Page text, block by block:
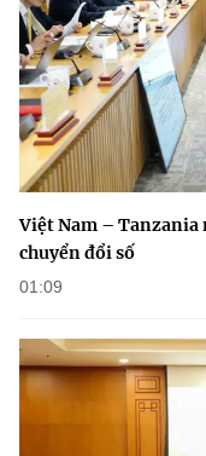
Chịu trách nhiệm nội
Giám đốc Trung tâm
Liên hệ
Địa chỉ: Ban Biên tập
Điện thoại: 024 3936
Email:stc@mst.gov.vn
©2026 Bản quyền
(Ghi rõ nguồn "https://
website này)
Việt Nam – Tanzania
chuyển đổi số
01:09